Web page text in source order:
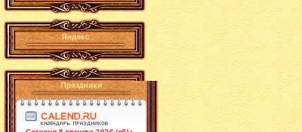
Яндекс
Праздники